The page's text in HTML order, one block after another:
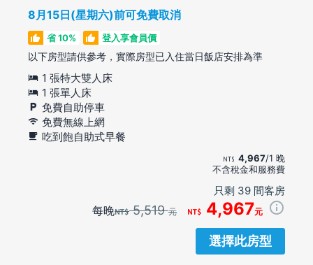
8月15日(星期六)前可免費取消
省 10% 登入享會員價
以下房型請供參考，實際房型已入住當日飯店安排為準
1 張特大雙人床
1 張單人床
免費自助停車
免費無線上網
吃到飽自助式早餐
4,967/1 晚
不含稅金和服務費
只剩 39 間客房
每晚 5,519元 4,967元
選擇此房型